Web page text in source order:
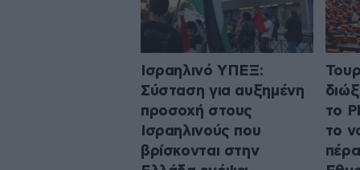
Ισραηλινό ΥΠΕΞ:
Σύσταση για αυξημένη
προσοχή στους
Ισραηλινούς που
βρίσκονται στην
το
το